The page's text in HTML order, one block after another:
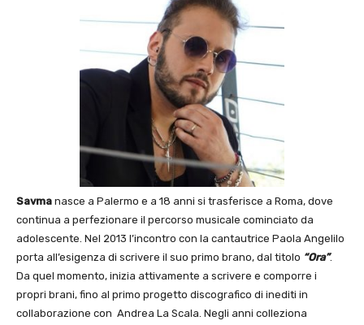
Savma nasce a Palermo e a 18 anni si trasferisce a Roma, dove
continua a perfezionare il percorso musicale cominciato da
adolescente. Nel 2013 l’incontro con la cantautrice Paola Angelilo
porta all’esigenza di scrivere il suo primo brano, dal titolo “Ora”.
Da quel momento, inizia attivamente a scrivere e comporre i
propri brani, fino al primo progetto discografico di inediti in
collaborazione con Andrea La Scala. Negli anni colleziona